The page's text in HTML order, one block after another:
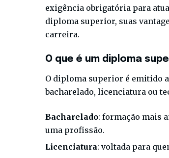
exigência obrigatória para
diploma superior, suas
carreira.
O que é um diploma
O diploma superior é emitido
bacharelado, licenciatura ou
Bacharelado: formação mais
uma profissão.
Licenciatura: voltada para